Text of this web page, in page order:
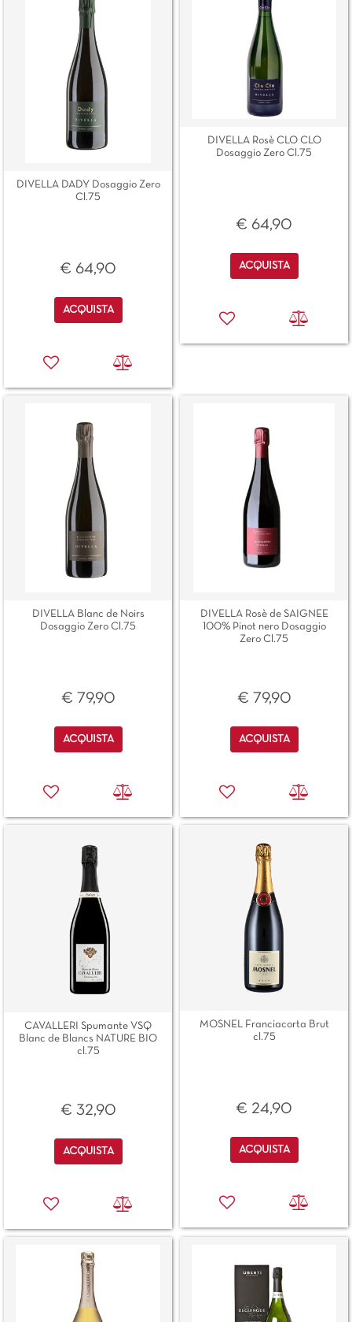
DIVELLA DADY Dosaggio Zero
Cl.75
€ 64,90
Quantità
ACQUISTA
DIVELLA Rosè CLO CLO
Dosaggio Zero Cl.75
€ 64,90
Quantità
ACQUISTA
DIVELLA Blanc de Noirs
Dosaggio Zero Cl.75
€ 79,90
Quantità
ACQUISTA
DIVELLA Rosè de SAIGNEE
100% Pinot nero Dosaggio
Zero Cl.75
€ 79,90
Quantità
ACQUISTA
CAVALLERI Spumante VSQ
Blanc de Blancs NATURE BIO
cl.75
€ 32,90
Quantità
ACQUISTA
MOSNEL Franciacorta Brut
cl.75
€ 24,90
Quantità
ACQUISTA